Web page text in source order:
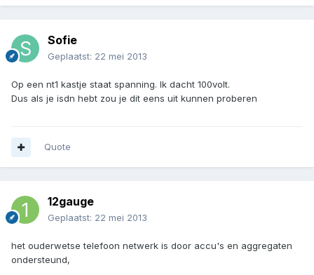
Sofie
Geplaatst: 22 mei 2013
Op een nt1 kastje staat spanning. Ik dacht 100volt.
Dus als je isdn hebt zou je dit eens uit kunnen proberen
Quote
12gauge
Geplaatst: 22 mei 2013
het ouderwetse telefoon netwerk is door accu's en aggregaten
ondersteund,